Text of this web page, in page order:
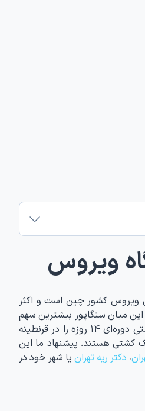
ویروس
اصلی این ویروس کشور چین است و اکثر
دنیا نیز دیده شده‌اند. در این میان سنگاپور بیشترین سهم
از مبتلایان به این ویروس را دارد و به این دلیل افرادی که از چین وارد این کشور می‌شوند بایستی دوره‌ای ۱۴ روزه را در قرنطینه
کشتی هستند. پیشنهاد ما این
، دکتر ریه تهرانیا شهر خود در